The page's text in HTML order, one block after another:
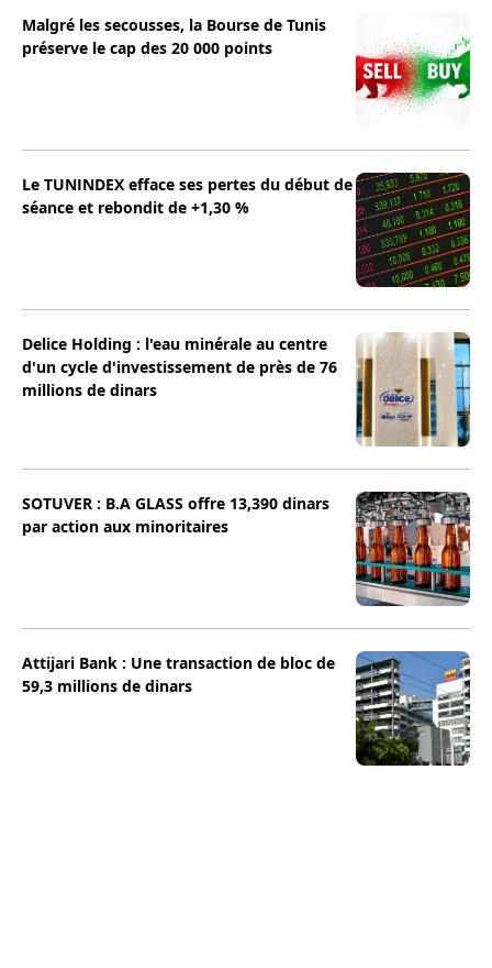
Malgré les secousses, la Bourse de Tunis
préserve le cap des 20 000 points
Le TUNINDEX efface ses pertes du début de
séance et rebondit de +1,30 %
Delice Holding : l'eau minérale au centre
d'un cycle d'investissement de près de 76
millions de dinars
SOTUVER : B.A GLASS offre 13,390 dinars
par action aux minoritaires
Attijari Bank : Une transaction de bloc de
59,3 millions de dinars